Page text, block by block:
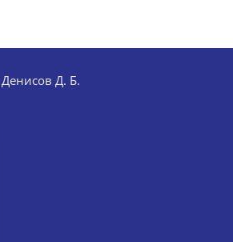
Денисов Д. Б.